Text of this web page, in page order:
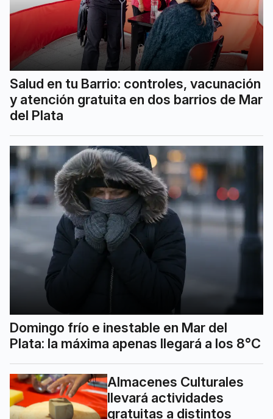
Salud en tu Barrio: controles, vacunación
y atención gratuita en dos barrios de Mar
del Plata
Domingo frío e inestable en Mar del
Plata: la máxima apenas llegará a los 8°C
Almacenes Culturales
llevará actividades
gratuitas a distintos